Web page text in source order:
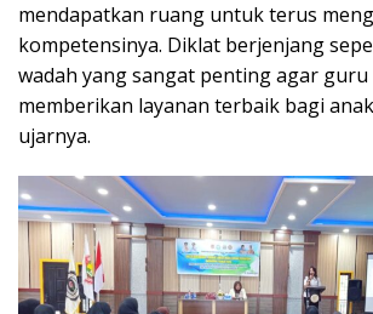
mendapatkan ruang untuk terus
kompetensinya. Diklat berjenjang
wadah yang sangat penting agar guru
memberikan layanan terbaik bagi
ujarnya.